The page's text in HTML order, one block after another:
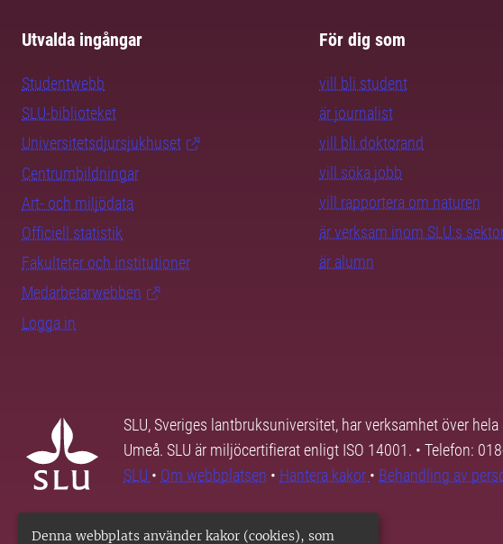
Denna webbplats använder kakor (cookies), som
Utvalda ingångar
Studentwebb
SLU-biblioteket
Universitetsdjursjukhuset
Centrumbildningar
Art- och miljödata
Officiell statistik
Fakulteter och institutioner
Medarbetarwebben
Logga in
För dig som
vill bli student
är journalist
vill bli doktorand
vill söka jobb
vill rapportera om naturen
är verksam inom SLU:s
är alumn
SLU, Sveriges lantbruksuniversitet, har verksamhet över
Umeå. SLU är miljöcertifierat enligt ISO 14001. • Telefon:
SLU • Om webbplatsen • Hantera kakor • Behandling av